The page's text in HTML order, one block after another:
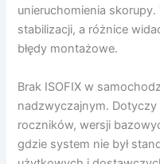
unieruchomienia
stabilizacji, a różnice
błędy montażowe.
Brak ISOFIX w
nadzwyczajnym.
roczników, wersji
gdzie system nie był